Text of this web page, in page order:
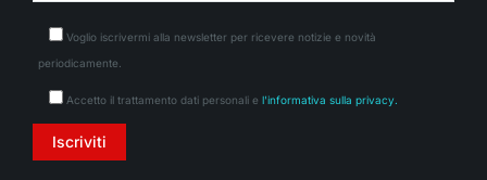
Voglio iscrivermi alla newsletter per ricevere notizie e novità
periodicamente.
Accetto il trattamento dati personali e l'informativa sulla privacy.